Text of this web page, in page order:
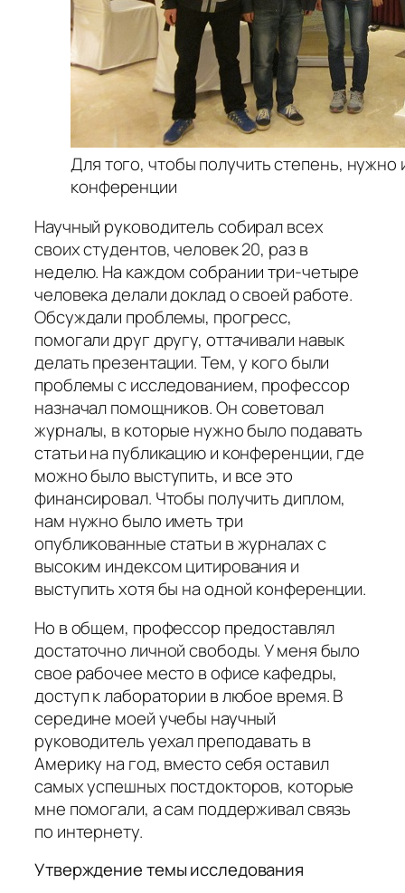
Для того, чтобы получить степень, нужно
конференции
Научный руководитель собирал всех
своих студентов, человек 20, раз в
неделю. На каждом собрании три-четыре
человека делали доклад о своей работе.
Обсуждали проблемы, прогресс,
помогали друг другу, оттачивали навык
делать презентации. Тем, у кого были
проблемы с исследованием, профессор
назначал помощников. Он советовал
журналы, в которые нужно было подавать
статьи на публикацию и конференции, где
можно было выступить, и все это
финансировал. Чтобы получить диплом,
нам нужно было иметь три
опубликованные статьи в журналах с
высоким индексом цитирования и
выступить хотя бы на одной конференции.
Но в общем, профессор предоставлял
достаточно личной свободы. У меня было
свое рабочее место в офисе кафедры,
доступ к лаборатории в любое время. В
середине моей учебы научный
руководитель уехал преподавать в
Америку на год, вместо себя оставил
самых успешных постдокторов, которые
мне помогали, а сам поддерживал связь
по интернету.
Утверждение темы исследования